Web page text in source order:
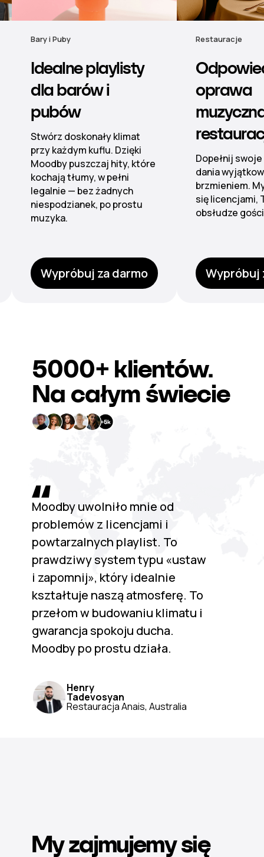
Restauracje
Odpowiednia
oprawa
muzyczna dla
restauracji
Dopełnij swoje popisowe
dania wyjątkowym
brzmieniem. My zajmiemy
się licencjami, Ty skup się na
obsłudze gości.
Wypróbuj za darmo
Hotele
Muzyka
nastrój
hotelu
Od lobby po
dźwiękową
zarządzanym
kontroli stref.
Wypróbuj
Moodby uwolniło mnie od
problemów z licencjami i
powtarzalnych playlist. To
prawdziwy system typu «ustaw
i zapomnij», który idealnie
kształtuje naszą atmosferę. To
przełom w budowaniu klimatu i
gwarancja spokoju ducha.
Moodby po prostu działa.
Henry
Tadevosyan
Restauracja Anais, Australia
5000+ klientów.
Na całym świecie
My zajmujemy się